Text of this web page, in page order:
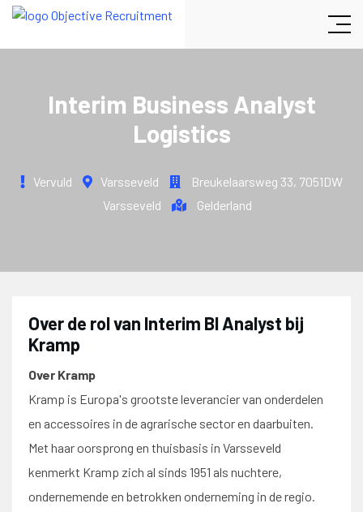
Interim Business Analyst
Logistics
Vervuld Varsseveld Breukelaarsweg 33, 7051DW
Varsseveld
Gelderland
Over de rol van Interim BI Analyst bij
Kramp
Over Kramp
Kramp is Europa's grootste leverancier van onderdelen
en accessoires in de agrarische sector en daarbuiten.
Met haar oorsprong en thuisbasis in Varsseveld
kenmerkt Kramp zich al sinds 1951 als nuchtere,
ondernemende en betrokken onderneming in de regio.